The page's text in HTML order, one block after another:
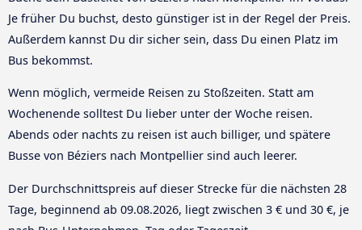
Je früher Du buchst, desto günstiger ist in der Regel der Preis.
Außerdem kannst Du dir sicher sein, dass Du einen Platz im
Bus bekommst.
Wenn möglich, vermeide Reisen zu Stoßzeiten. Statt am
Wochenende solltest Du lieber unter der Woche reisen.
Abends oder nachts zu reisen ist auch billiger, und spätere
Busse von Béziers nach Montpellier sind auch leerer.
Der Durchschnittspreis auf dieser Strecke für die nächsten 28
Tage, beginnend ab 09.08.2026, liegt zwischen 3 € und 30 €, je